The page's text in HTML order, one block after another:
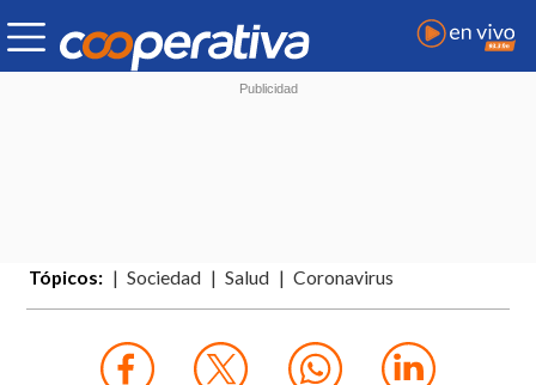
Tópicos: Sociedad Salud Coronavirus